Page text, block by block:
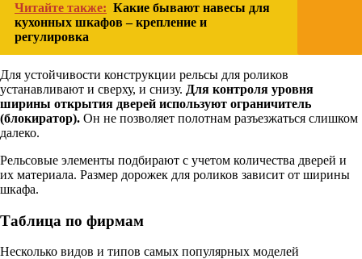
Читайте также: Какие бывают навесы для
кухонных шкафов – крепление и
регулировка
Для устойчивости конструкции рельсы для роликов
устанавливают и сверху, и снизу. Для контроля уровня
ширины открытия дверей используют ограничитель
(блокиратор). Он не позволяет полотнам разъезжаться слишком
далеко.
Рельсовые элементы подбирают с учетом количества дверей и
их материала. Размер дорожек для роликов зависит от ширины
шкафа.
Таблица по фирмам
Несколько видов и типов самых популярных моделей